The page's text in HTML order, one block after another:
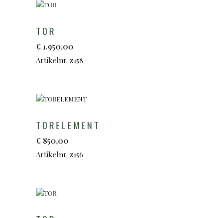
TOR
€ 1.950,00
Artikelnr. z158
TORELEMENT
€ 850,00
Artikelnr. z156